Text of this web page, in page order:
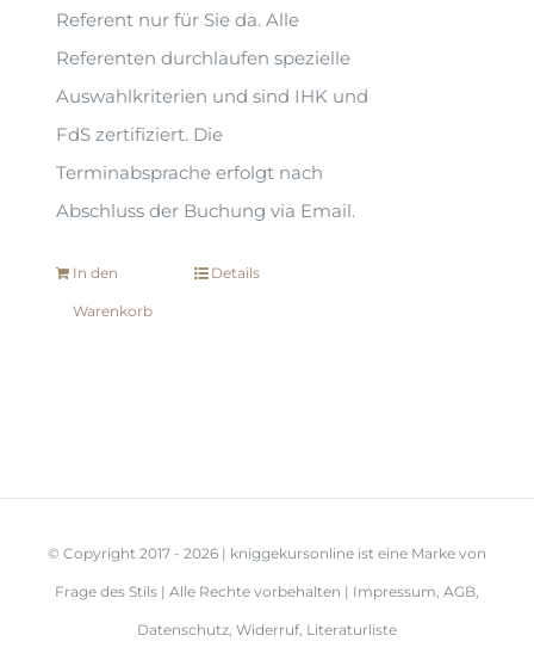
Referent nur für Sie da. Alle
Referenten durchlaufen spezielle
Auswahlkriterien und sind IHK und
FdS zertifiziert. Die
Terminabsprache erfolgt nach
Abschluss der Buchung via Email.
In den
Warenkorb
Details
© Copyright 2017 - 2026 | kniggekursonline ist eine Marke von
Frage des Stils | Alle Rechte vorbehalten | Impressum, AGB,
Datenschutz, Widerruf, Literaturliste